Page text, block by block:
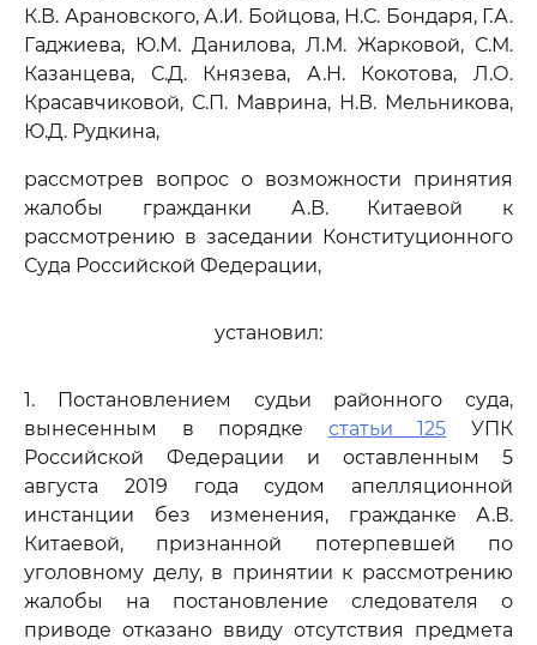
К.В. Арановского, А.И. Бойцова, Н.С. Бондаря, Г.А.
Гаджиева, Ю.М. Данилова, Л.М. Жарковой, С.М.
Казанцева, С.Д. Князева, А.Н. Кокотова, Л.О.
Красавчиковой, С.П. Маврина, Н.В. Мельникова,
Ю.Д. Рудкина,
рассмотрев вопрос о возможности принятия
жалобы гражданки А.В. Китаевой к
рассмотрению в заседании Конституционного
Суда Российской Федерации,
установил:
1. Постановлением судьи районного суда,
вынесенным в порядке статьи 125 УПК
Российской Федерации и оставленным 5
августа 2019 года судом апелляционной
инстанции без изменения, гражданке А.В.
Китаевой, признанной потерпевшей по
уголовному делу, в принятии к рассмотрению
жалобы на постановление следователя о
приводе отказано ввиду отсутствия предмета